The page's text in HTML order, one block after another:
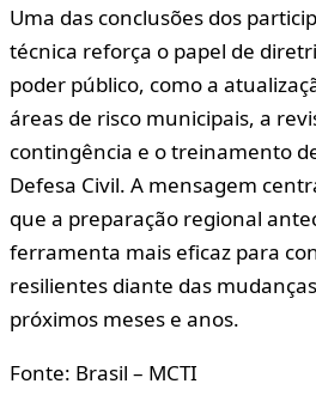
Uma das conclusões dos
técnica reforça o papel de
poder público, como a
áreas de risco municipais, a
contingência e o treinamento
Defesa Civil. A mensagem
que a preparação regional
ferramenta mais eficaz para
resilientes diante das
próximos meses e anos.
Fonte: Brasil – MCTI